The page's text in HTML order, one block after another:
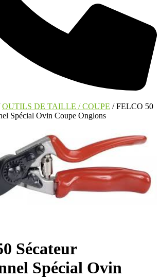
OUTILS DE TAILLE / COUPE / FELCO 50
Spécial Ovin Coupe Onglons
Sécateur
Spécial Ovin